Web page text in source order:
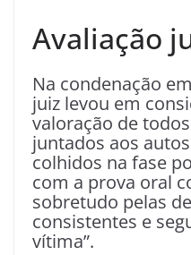
Avaliação
Na condenação
juiz levou em
valoração de
juntados aos
colhidos na fase
com a prova oral
sobretudo pelas
consistentes e
vítima”.